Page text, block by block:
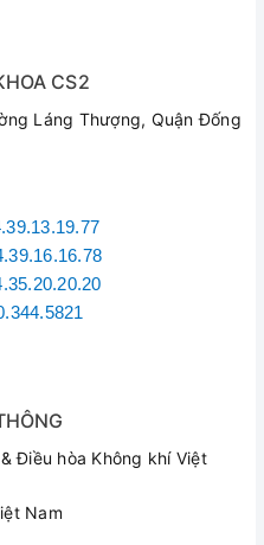
tích tắc
lạnh nhanh tủrbo máy
độ cài đặt chỉ trong tích
mình trong bầu không gian
ngày nắng nóng.
CS2
Láng Thượng, Quận Đống
Điều hòa Không khí Việt
Nam